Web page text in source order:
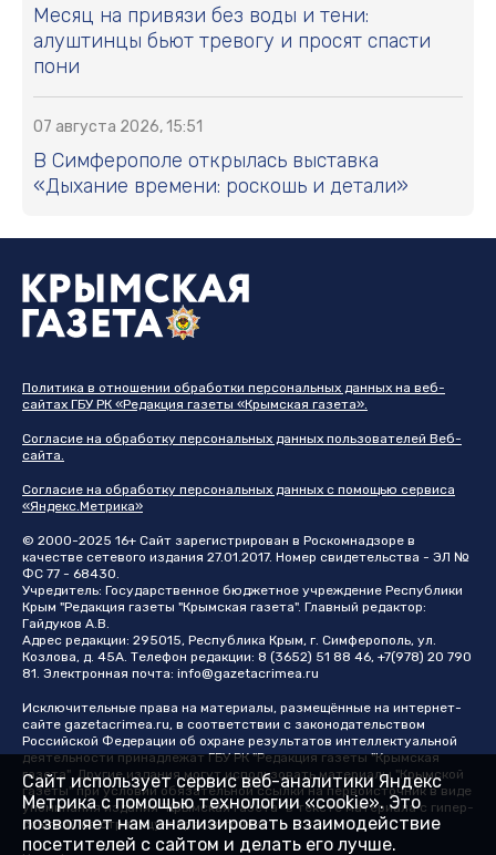
Месяц на привязи без воды и тени:
алуштинцы бьют тревогу и просят спасти
пони
07 августа 2026, 15:51
В Симферополе открылась выставка
«Дыхание времени: роскошь и детали»
Политика в отношении обработки персональных данных на веб-
сайтах ГБУ РК «Редакция газеты «Крымская газета».
Согласие на обработку персональных данных пользователей Веб-
сайта.
Согласие на обработку персональных данных с помощью сервиса
«Яндекс.Метрика»
© 2000-2025 16+ Сайт зарегистрирован в Роскомнадзоре в
качестве сетевого издания 27.01.2017. Номер свидетельства - ЭЛ №
ФС 77 - 68430.
Учредитель: Государственное бюджетное учреждение Республики
Крым "Редакция газеты "Крымская газета". Главный редактор:
Гайдуков А.В.
Адрес редакции: 295015, Республика Крым, г. Симферополь, ул.
Козлова, д. 45А. Телефон редакции: 8 (3652) 51 88 46, +7(978) 20 790
81. Электронная почта: info@gazetacrimea.ru
Исключительные права на материалы, размещённые на интернет-
сайте gazetacrimea.ru, в соответствии с законодательством
Российской Федерации об охране результатов интеллектуальной
деятельности принадлежат ГБУ РК "Редакция газеты "Крымская
газета". Другие издания могут использовать материалы "Крымской
газеты" при условии обязательной ссылки на первоисточник в виде
упоминания издания "Крымская газета" в тексте материала с гипер-
ссылкой на страницу-первоисточник
Сайт использует сервис веб-аналитики Яндекс
Метрика с помощью технологии «cookie». Это
позволяет нам анализировать взаимодействие
посетителей с сайтом и делать его лучше.